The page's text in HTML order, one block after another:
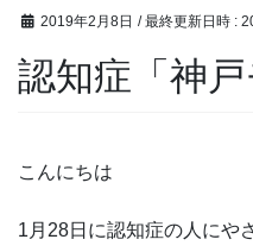
2019年2月8日 / 最終更新日時 :
認知症「神
こんにちは
1月28日に認知症の人にや